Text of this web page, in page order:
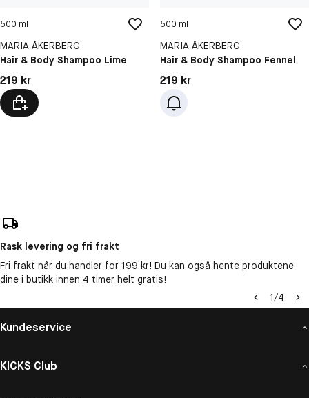
500 ml
MARIA ÅKERBERG
Hair & Body Shampoo Lime
Pris: 219 kr
219 kr
500 ml
MARIA ÅKERBERG
Hair & Body Shampoo Fennel
Pris: 219 kr
219 kr
Rask levering og fri frakt
Fri frakt når du handler for 199 kr! Du kan også hente produktene
dine i butikk innen 4 timer helt gratis!
1/4
Kundeservice
KICKS Club